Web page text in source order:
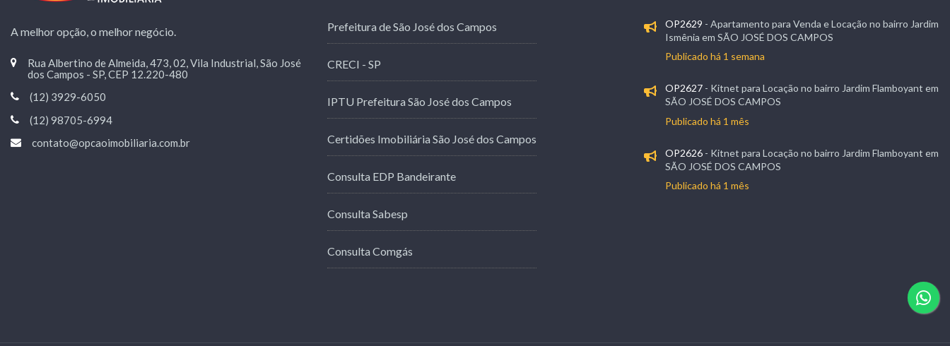
A melhor opção, o melhor negócio.
Rua Albertino de Almeida, 473, 02, Vila Industrial, São José
dos Campos - SP, CEP 12.220-480
(12) 3929-6050
(12) 98705-6994
contato@opcaoimobiliaria.com.br
Prefeitura de São José dos Campos
CRECI - SP
IPTU Prefeitura São José dos Campos
Certidões Imobiliária São José dos Campos
Consulta EDP Bandeirante
Consulta Sabesp
Consulta Comgás
OP2629 - Apartamento para Venda e Locação no bairro Jardim
Ismênia em SÃO JOSÉ DOS CAMPOS
Publicado há 1 semana
OP2627- Kitnet para Locação no bairro Jardim Flamboyant em
SÃO JOSÉ DOS CAMPOS
Publicado há 1 mês
OP2626- Kitnet para Locação no bairro Jardim Flamboyant em
SÃO JOSÉ DOS CAMPOS
Publicado há 1 mês